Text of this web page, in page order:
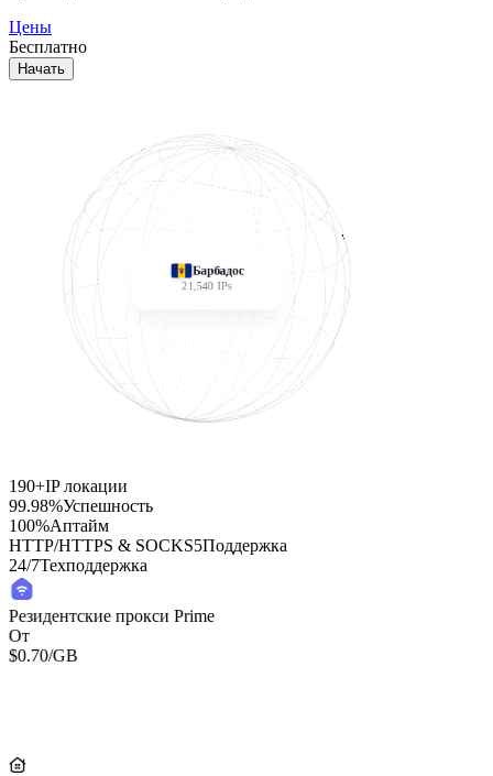
Цены
Бесплатно
Начать
Барбадос
21,540 IPs
190+IP локации
99.98%Успешность
100%Аптайм
HTTP/HTTPS & SOCKS5Поддержка
24/7Техподдержка
Резидентские прокси Prime
От
$0.70/GB